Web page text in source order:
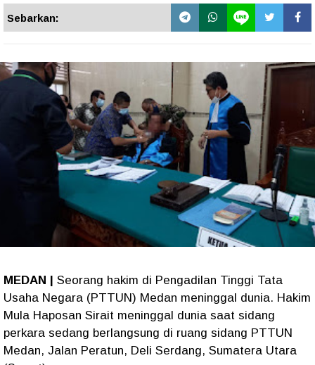
Sebarkan:
MEDAN |
Seorang hakim di Pengadilan Tinggi Tata
Usaha Negara (PTTUN) Medan meninggal dunia. Hakim
Mula Haposan Sirait meninggal dunia saat sidang
perkara sedang berlangsung di ruang sidang PTTUN
Medan, Jalan Peratun, Deli Serdang, Sumatera Utara